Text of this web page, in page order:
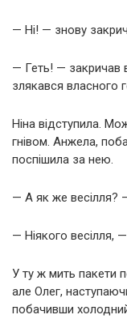
— Ні! — знову
— Геть! — закричав
злякався власного
Ніна відступила.
гнівом. Анжела,
поспішила за нею.
— А як же весілля?
— Ніякого весілля,
У ту ж мить пакети
але Олег,
побачивши